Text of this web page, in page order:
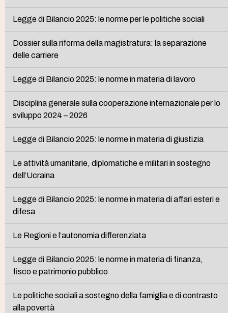
Legge di Bilancio 2025: le norme per le politiche sociali
Dossier sulla riforma della magistratura: la separazione
delle carriere
Legge di Bilancio 2025: le norme in materia di lavoro
Disciplina generale sulla cooperazione internazionale per lo
sviluppo 2024 – 2026
Legge di Bilancio 2025: le norme in materia di giustizia
Le attività umanitarie, diplomatiche e militari in sostegno
dell’Ucraina
Legge di Bilancio 2025: le norme in materia di affari esteri e
difesa
Le Regioni e l’autonomia differenziata
Legge di Bilancio 2025: le norme in materia di finanza,
fisco e patrimonio pubblico
Le politiche sociali a sostegno della famiglia e di contrasto
alla povertà